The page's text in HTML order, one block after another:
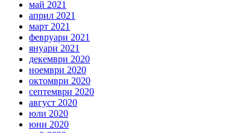
май 2021
април 2021
март 2021
февруари 2021
януари 2021
декември 2020
ноември 2020
октомври 2020
септември 2020
август 2020
юли 2020
юни 2020